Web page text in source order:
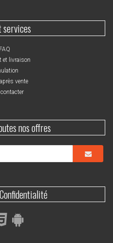
services
FAQ
et livraison
vente
nos offres